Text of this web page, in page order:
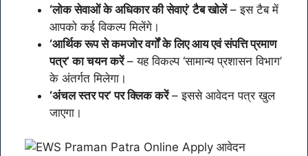
‘लोक सेवाओं के अधिकार की सेवाएं’ टैब खोलें– इस टैब में
आपको कई विकल्प मिलेंगे।
‘आर्थिक रूप से कमजोर वर्गों के लिए आय एवं संपत्ति प्रमाण
पत्र’ का चयन करें– यह विकल्प ‘सामान्य प्रशासन विभाग’
के अंतर्गत मिलेगा।
‘अंचल स्तर पर’ पर क्लिक करें– इससे आवेदन पत्र खुल
जाएगा।